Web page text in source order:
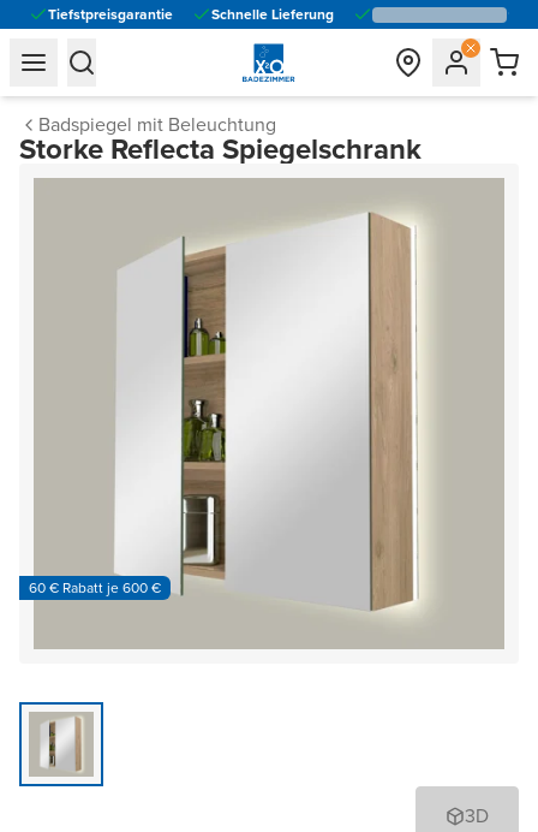
Tiefstpreisgarantie Schnelle Lieferung
general.navigation.toggle_menu.label
general.navigation.toggle_menu.label
Badspiegel mit Beleuchtung
Storke Reflecta Spiegelschrank
60 € Rabatt je 600 €
3D